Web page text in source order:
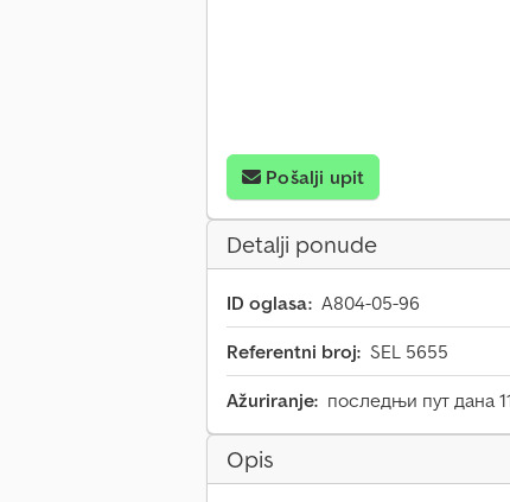
Pošalji upit
Detalji ponude
ID oglasa: A804-05-96
Referentni broj: SEL 5655
Ažuriranje: последњи пут дана
Opis